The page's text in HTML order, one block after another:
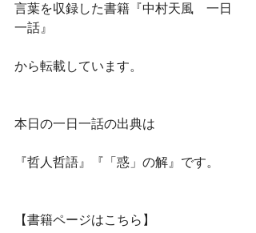
言葉を収録した書籍『中村天風　一日
一話』
から転載しています。
本日の一日一話の出典は
『哲人哲語』『「惑」の解』です。
【書籍ページはこちら】